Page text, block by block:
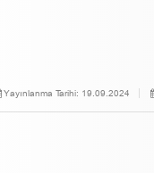
Yayınlanma Tarihi: 19.09.2024